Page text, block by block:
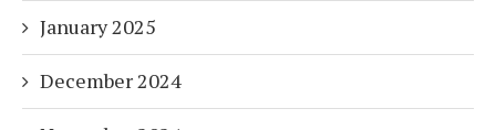
January 2025
December 2024